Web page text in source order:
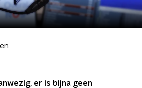
er is bijna geen